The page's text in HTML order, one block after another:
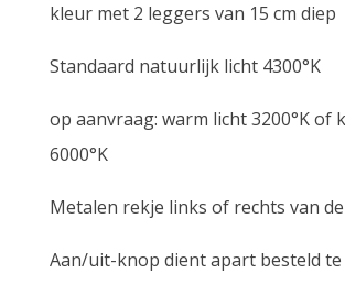
kleur met 2 leggers van 15 cm diep
Standaard natuurlijk licht 4300°K
op aanvraag: warm licht 3200°K of
6000°K
Metalen rekje links of rechts van
Aan/uit-knop dient apart besteld te